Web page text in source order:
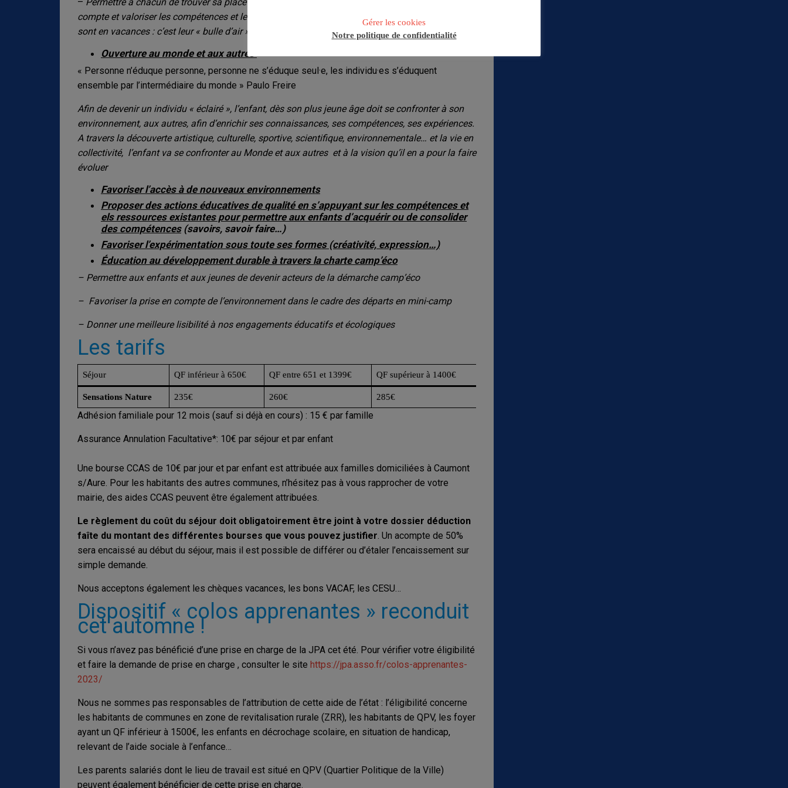
compte et valoriser les compétences et les appétences de chacun. Ne pas oublier que les enfants
sont en vacances : c’est leur « bulle d’air »
Ouverture au monde et aux autres
« Personne n’éduque personne, personne ne s’éduque seul·e, les individu·es s’éduquent
ensemble par l’intermédiaire du monde » Paulo Freire
Afin de devenir un individu « éclairé », l’enfant, dès son plus jeune âge doit se confronter à son
environnement, aux autres, afin d’enrichir ses connaissances, ses compétences, ses expériences.
A travers la découverte artistique, culturelle, sportive, scientifique, environnementale… et la vie en
collectivité, l’enfant va se confronter au Monde et aux autres et à la vision qu’il en a pour la faire
évoluer
Favoriser l’accès à de nouveaux environnements
Proposer des actions éducatives de qualité en s’appuyant sur les compétences et
els ressources existantes pour permettre aux enfants d’acquérir ou de consolider
des compétences(savoirs, savoir faire…)
Favoriser l’expérimentation sous toute ses formes (créativité, expression…)
Éducationau développement durable à travers la charte camp’éco
– Permettre aux enfants et aux jeunes de devenir acteurs de la démarche camp’éco
– Favoriser la prise en compte de l’environnement dans le cadre des départs en mini-camp
– Donner une meilleure lisibilité à nos engagements éducatifs et écologiques
Les tarifs
Séjour QF inférieur à 650€ QF entre 651 et 1399€ QF supérieur à 1400€
Sensations Nature 235€ 260€ 285€
Adhésion familiale pour 12 mois (sauf si déjà en cours) : 15 € par famille
Assurance Annulation Facultative*: 10€ par séjour et par enfant
Une bourse CCAS de 10€ par jour et par enfant est attribuée aux familles domiciliées à Caumont
s/Aure. Pour les habitants des autres communes, n’hésitez pas à vous rapprocher de votre
mairie, des aides CCAS peuvent être également attribuées.
Le règlement du coût du séjour doit obligatoirement être joint à votre dossier déduction
faîte du montant des différentes bourses que vous pouvez justifier . Un acompte de 50%
sera encaissé au début du séjour, mais il est possible de différer ou d’étaler l’encaissement sur
simple demande.
Nous acceptons également les chèques vacances, les bons VACAF, les CESU…
Dispositif « colos apprenantes » reconduit
cet automne !
Si vous n’avez pas bénéficié d’une prise en charge de la JPA cet été. Pour vérifier votre éligibilité
et faire la demande de prise en charge , consulter le site https://jpa.asso.fr/colos-apprenantes-
2023/
Nous ne sommes pas responsables de l’attribution de cette aide de l’état : l’éligibilité concerne
les habitants de communes en zone de revitalisation rurale (ZRR), les habitants de QPV, les foyer
ayant un QF inférieur à 1500€, les enfants en décrochage scolaire, en situation de handicap,
relevant de l’aide sociale à l’enfance…
Les parents salariés dont le lieu de travail est situé en QPV (Quartier Politique de la Ville)
peuvent également bénéficier de cette prise en charge.
Gérer les cookies
Notre politique de confidentialité